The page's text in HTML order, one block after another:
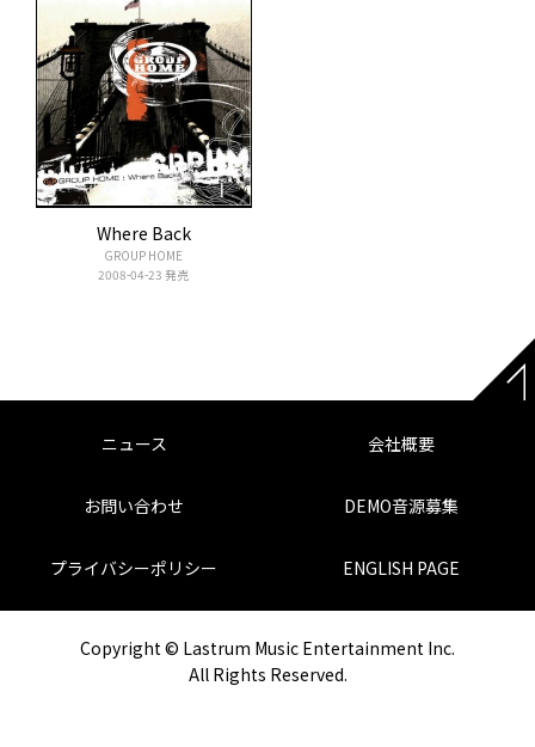
デモテープ
プライバシーポリシー
ENGLISH PAGE
Where Back
GROUP HOME
2008-04-23 発売
ニュース 会社概要
お問い合わせ DEMO音源募集
プライバシーポリシー ENGLISH PAGE
Copyright © Lastrum Music Entertainment Inc.
All Rights Reserved.